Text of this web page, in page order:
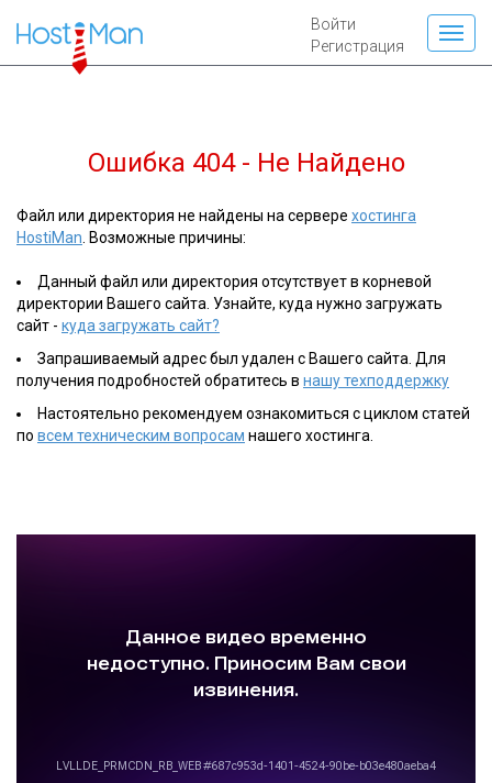
Войти
Регистрация
Ошибка 404 - Не Найдено
Файл или директория не найдены на сервере хостинга
HostiMan . Возможные причины:
Данный файл или директория отсутствует в корневой
директории Вашего сайта. Узнайте, куда нужно загружать
сайт - куда загружать сайт?
Запрашиваемый адрес был удален с Вашего сайта. Для
получения подробностей обратитесь в нашу техподдержку
Настоятельно рекомендуем ознакомиться с циклом статей
по всем техническим вопросам нашего хостинга.